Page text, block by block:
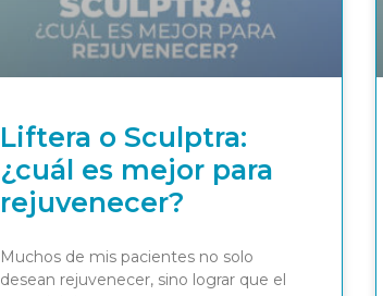
Liftera o Sculptra:
¿cuál es mejor para
rejuvenecer?
Muchos de mis pacientes no solo
desean rejuvenecer, sino lograr que el